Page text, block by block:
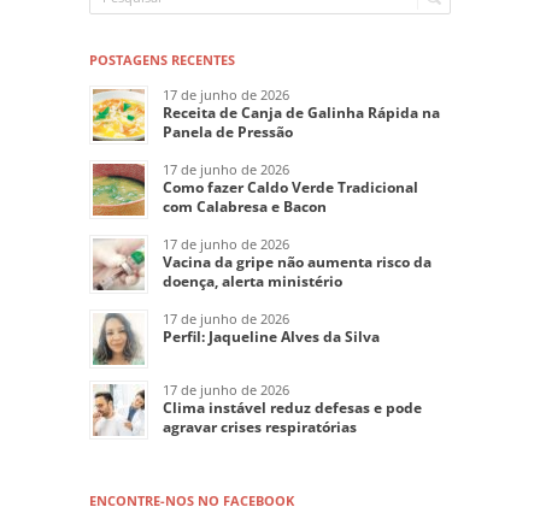
POSTAGENS RECENTES
17 de junho de 2026
Receita de Canja de Galinha Rápida na
Panela de Pressão
17 de junho de 2026
Como fazer Caldo Verde Tradicional
com Calabresa e Bacon
17 de junho de 2026
Vacina da gripe não aumenta risco da
doença, alerta ministério
17 de junho de 2026
Perfil: Jaqueline Alves da Silva
17 de junho de 2026
Clima instável reduz defesas e pode
agravar crises respiratórias
ENCONTRE-NOS NO FACEBOOK